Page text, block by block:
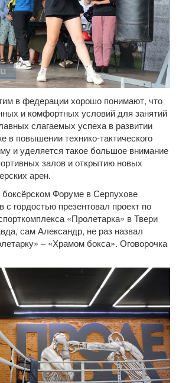
в федерации хорошо понимают, что
и комфортных условий для занятий
слагаемых успеха в развитии
в повышении технико-тактического
и уделяется такое большое внимание
залов и открытию новых
арен.
Форуме в Серпухове
с гордостью презентовал проект по
«Пролетарка» в Твери
сам Александр, не раз назвал
– «Храмом бокса». Оговорочка